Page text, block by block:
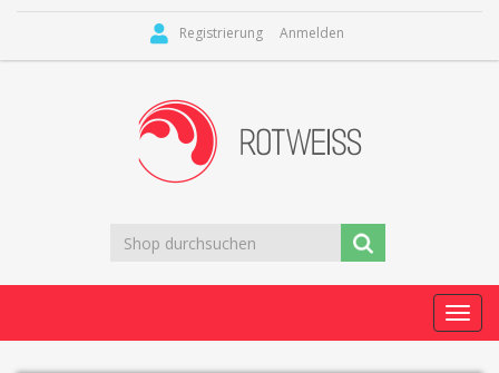
Registrierung Anmelden